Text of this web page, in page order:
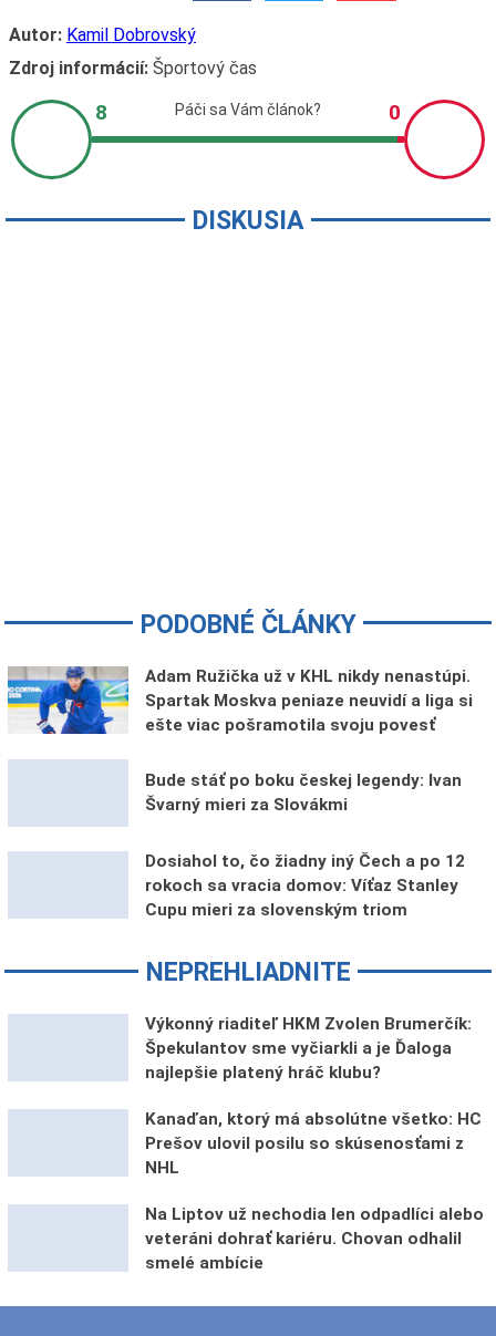
Autor: Kamil Dobrovský
Zdroj informácií:Športový čas
DISKUSIA
PODOBNÉ ČLÁNKY
Adam Ružička už v KHL nikdy nenastúpi.
Spartak Moskva peniaze neuvidí a liga si
ešte viac pošramotila svoju povesť
Bude stáť po boku českej legendy: Ivan
Švarný mieri za Slovákmi
Dosiahol to, čo žiadny iný Čech a po 12
rokoch sa vracia domov: Víťaz Stanley
Cupu mieri za slovenským triom
NEPREHLIADNITE
Výkonný riaditeľ HKM Zvolen Brumerčík:
Špekulantov sme vyčiarkli a je Ďaloga
najlepšie platený hráč klubu?
Kanaďan, ktorý má absolútne všetko: HC
Prešov ulovil posilu so skúsenosťami z
NHL
Na Liptov už nechodia len odpadlíci alebo
veteráni dohrať kariéru. Chovan odhalil
smelé ambície